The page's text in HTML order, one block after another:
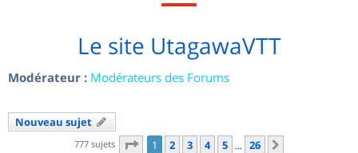
Le site UtagawaVTT
Modérateur : Modérateurs des Forums
Nouveau sujet
777 sujets Page 1sur
1 2 3 4 5 … 26